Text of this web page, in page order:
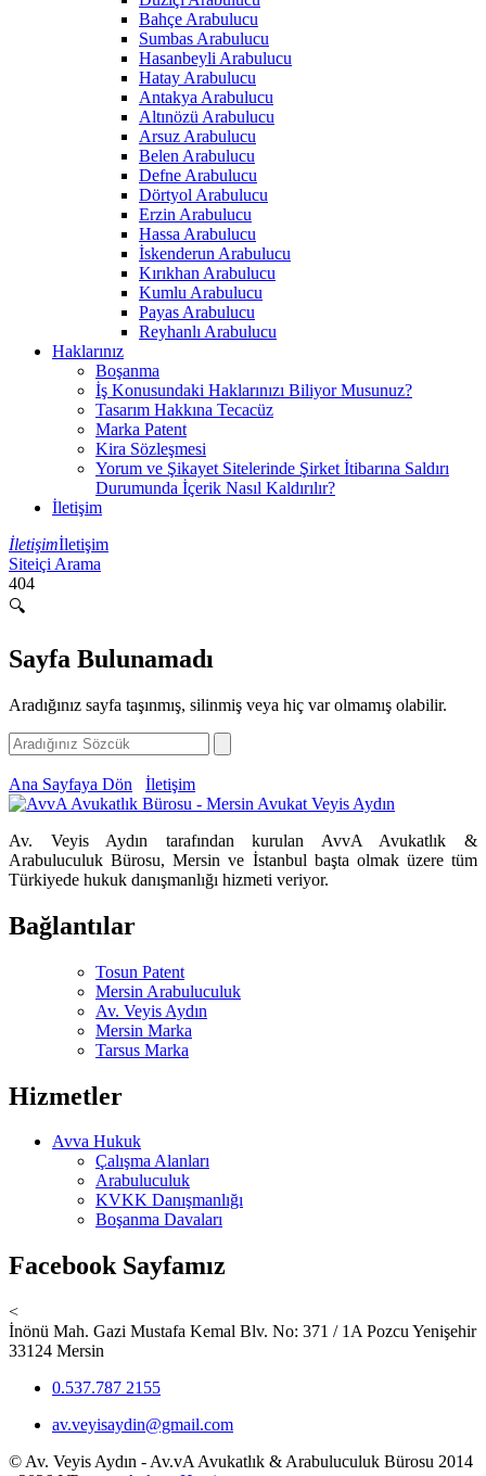
Bahçe Arabulucu
Sumbas Arabulucu
Hasanbeyli Arabulucu
Hatay Arabulucu
Antakya Arabulucu
Altınözü Arabulucu
Arsuz Arabulucu
Belen Arabulucu
Defne Arabulucu
Dörtyol Arabulucu
Erzin Arabulucu
Hassa Arabulucu
İskenderun Arabulucu
Kırıkhan Arabulucu
Kumlu Arabulucu
Payas Arabulucu
Reyhanlı Arabulucu
Haklarınız
Boşanma
İş Konusundaki Haklarınızı Biliyor Musunuz?
Tasarım Hakkına Tecacüz
Marka Patent
Kira Sözleşmesi
Yorum ve Şikayet Sitelerinde Şirket İtibarına Saldırı
Durumunda İçerik Nasıl Kaldırılır?
İletişim
İletişimİletişim
Siteiçi Arama
404
🔍
Sayfa Bulunamadı
Aradığınız sayfa taşınmış, silinmiş veya hiç var olmamış olabilir.
Ana Sayfaya Dön İletişim
Av. Veyis Aydın tarafından kurulan AvvA Avukatlık &
Arabuluculuk Bürosu, Mersin ve İstanbul başta olmak üzere tüm
Türkiyede hukuk danışmanlığı hizmeti veriyor.
Bağlantılar
Tosun Patent
Mersin Arabuluculuk
Av. Veyis Aydın
Mersin Marka
Tarsus Marka
Hizmetler
Avva Hukuk
Çalışma Alanları
Arabuluculuk
KVKK Danışmanlığı
Boşanma Davaları
Facebook Sayfamız
<
İnönü Mah. Gazi Mustafa Kemal Blv. No: 371 / 1A Pozcu Yenişehir
33124 Mersin
0.537.787 2155
av.veyisaydin@gmail.com
© Av. Veyis Aydın - Av.vA Avukatlık & Arabuluculuk Bürosu 2014